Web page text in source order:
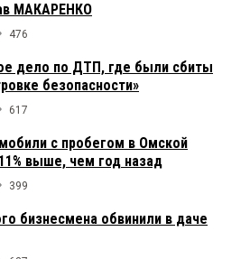
МАКАРЕНКО
476
дело по ДТП, где были сбиты
безопасности»
617
с пробегом в Омской
выше, чем год назад
399
бизнесмена обвинили в даче